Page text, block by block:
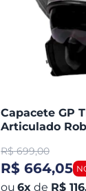
Capacete GP
Articulado
R$ 699,00
R$ 664,05
6x de R$